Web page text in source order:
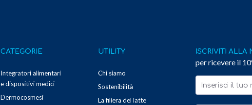
CATEGORIE
Integratori alimentari
e dispositivi medici
Dermocosmesi
UTILITY
Chi siamo
Sostenibilità
La filiera del latte
ISCRIVITI ALLA
per ricevere il